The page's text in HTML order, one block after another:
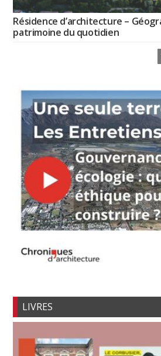
Résidence d’architecture –
patrimoine du quotidien
LIVRES